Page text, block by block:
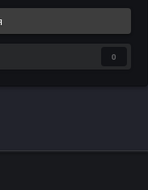
0